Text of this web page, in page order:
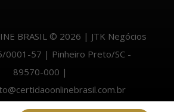
BRASIL © 2026 | JTK Negócios
0001-57 | Pinheiro Preto/SC -
89570-000 |